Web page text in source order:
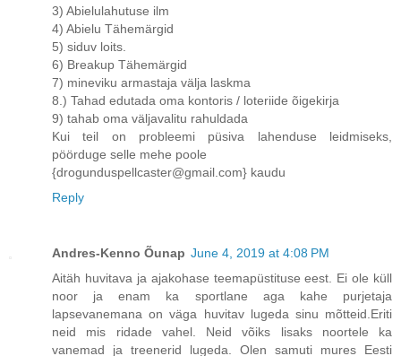
3) Abielulahutuse ilm
4) Abielu Tähemärgid
5) siduv loits.
6) Breakup Tähemärgid
7) mineviku armastaja välja laskma
8.) Tahad edutada oma kontoris / loteriide õigekirja
9) tahab oma väljavalitu rahuldada
Kui teil on probleemi püsiva lahenduse leidmiseks,
pöörduge selle mehe poole
{drogunduspellcaster@gmail.com} kaudu
Reply
Andres-Kenno Õunap June 4, 2019 at 4:08 PM
Aitäh huvitava ja ajakohase teemapüstituse eest. Ei ole küll
noor ja enam ka sportlane aga kahe purjetaja
lapsevanemana on väga huvitav lugeda sinu mõtteid.Eriti
neid mis ridade vahel. Neid võiks lisaks noortele ka
vanemad ja treenerid lugeda. Olen samuti mures Eesti